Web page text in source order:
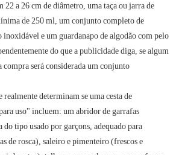
22 a 26 cm de diâmetro, uma taça ou jarra de
de 250 ml, um conjunto completo de
inoxidável e um guardanapo de algodão com pelo
do que a publicidade diga, se algum
será considerada um conjunto
realmente determinam se uma cesta de
uso" incluem: um abridor de garrafas
tipo usado por garçons, adequado para
de rosca), saleiro e pimenteiro (frescos e